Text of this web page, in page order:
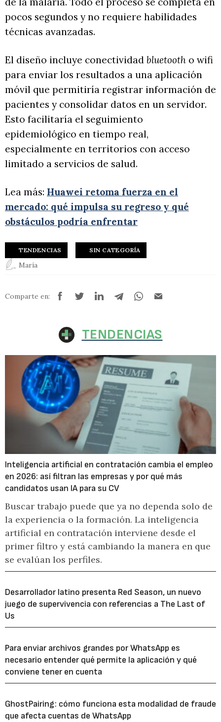
pocos segundos y no requiere habilidades
técnicas avanzadas.
El diseño incluye conectividad bluetooth o wifi
para enviar los resultados a una aplicación
móvil que permitiría registrar información de
pacientes y consolidar datos en un servidor.
Esto facilitaría el seguimiento
epidemiológico en tiempo real,
especialmente en territorios con acceso
limitado a servicios de salud.
Lea más: Huawei retoma fuerza en el
mercado: qué impulsa su regreso y qué
obstáculos podría enfrentar
TENDENCIAS SIN CATEGORÍA
María
Comparte en:
TENDENCIAS
Inteligencia artificial en contratación cambia el empleo
en 2026: así filtran las empresas y por qué más
candidatos usan IA para su CV
Buscar trabajo puede que ya no dependa solo de
la experiencia o la formación. La inteligencia
artificial en contratación interviene desde el
primer filtro y está cambiando la manera en que
se evalúan los perfiles.
Desarrollador latino presenta Red Season, un nuevo
juego de supervivencia con referencias a The Last of
Us
Para enviar archivos grandes por WhatsApp es
necesario entender qué permite la aplicación y qué
conviene tener en cuenta
GhostPairing: cómo funciona esta modalidad de fraude
que afecta cuentas de WhatsApp